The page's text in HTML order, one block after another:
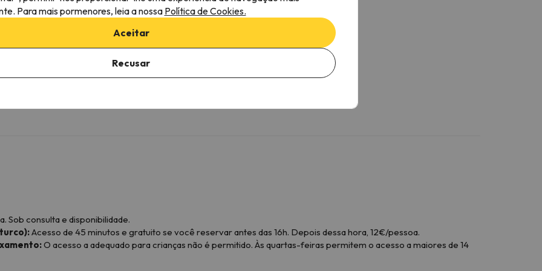
Cafetière
Microondas
Cremalheira de secagem
Sob consulta e disponibilidade.
Acesso de 45 minutos e gratuito se você reservar antes das 16h. Depois dessa hora, 12€/pessoa.
O acesso a adequado para crianças não é permitido. Às quartas-feiras permitem o acesso a maiores de 14
Para mais pormenores, leia a nossa Política de Cookies.
Aceitar
Recusar